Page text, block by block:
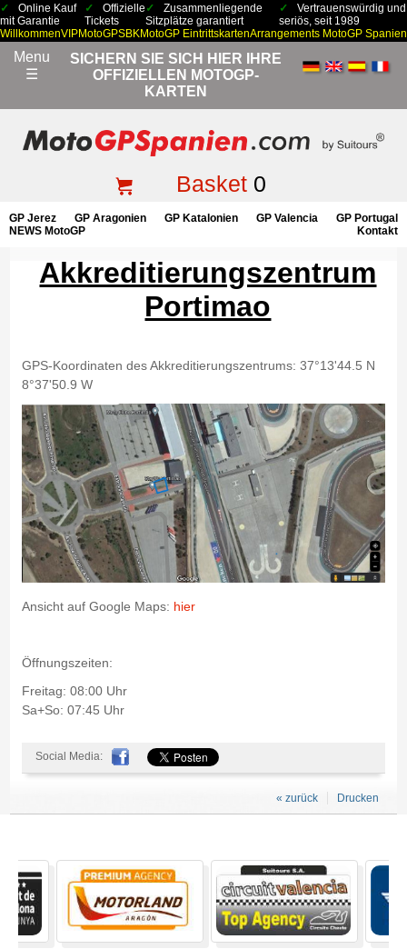
Online Kauf
mit Garantie
Offizielle
Tickets
Zusammenliegende
Sitzplätze garantiert
Vertrauenswürdig und
seriös, seit 1989
WillkommenVIPMotoGPSBKMotoGP EintrittskartenArrangements MotoGP Spanien
Menu
☰
SICHERN SIE SICH HIER IHRE
OFFIZIELLEN MOTOGP-
KARTEN
Basket0
GP Jerez GP Aragonien GP Katalonien GP Valencia
GP Portugal
NEWS MotoGP
Kontakt
Akkreditierungszentrum
Portimao
GPS-Koordinaten des Akkreditierungszentrums: 37°13'44.5 N
8°37'50.9 W
Ansicht auf Google Maps: hier
Öffnungszeiten:
Freitag: 08:00 Uhr
Sa+So: 07:45 Uhr
Social Media:
Drucken
« zurück